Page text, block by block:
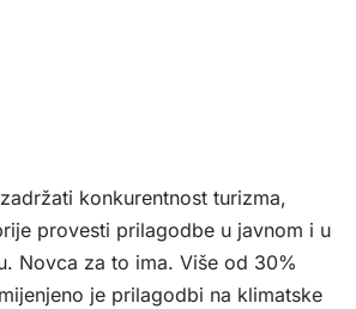
konkurentnost turizma,
provesti prilagodbe u javnom i u
Novca za to ima. Više od 30%
je prilagodbi na klimatske